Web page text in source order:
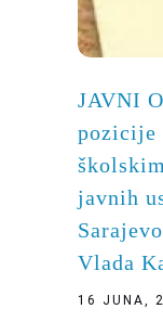
JAVNI
pozicije
javnih
Vlada
16 JUNA,